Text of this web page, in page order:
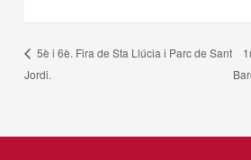
5è i 6è. Fira de Sta Llúcia i Parc de Sant
Jordi.